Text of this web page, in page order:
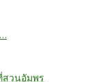
วนอัมพร